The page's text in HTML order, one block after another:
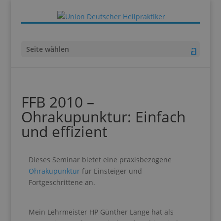
Seite wählen
FFB 2010 –
Ohrakupunktur: Einfach
und effizient
Dieses Seminar bietet eine praxisbezogene
Ohrakupunkturfür Einsteiger und
Fortgeschrittene an.
Mein Lehrmeister HP Günther Lange hat als